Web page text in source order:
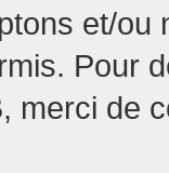
et/ou
Pour
merci de